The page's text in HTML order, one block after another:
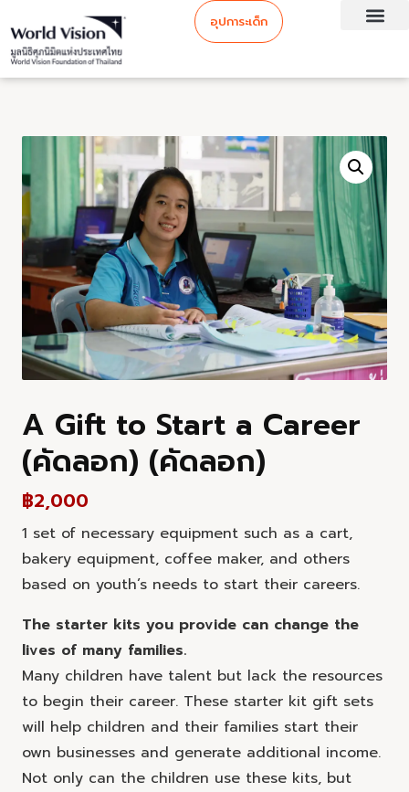
อุปการะเด็ก
A Gift to Start a Career
(คัดลอก) (คัดลอก)
฿2,000
1 set of necessary equipment such as a cart,
bakery equipment, coffee maker, and others
based on youth’s needs to start their careers.
The starter kits you provide can change the
lives of many families.
Many children have talent but lack the resources
to begin their career. These starter kit gift sets
will help children and their families start their
own businesses and generate additional income.
Not only can the children use these kits, but